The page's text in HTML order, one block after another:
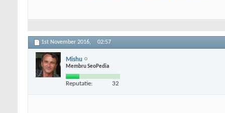
1st November 2016, 02:57
Mishu
Membru SeoPedia
Reputatie: 32